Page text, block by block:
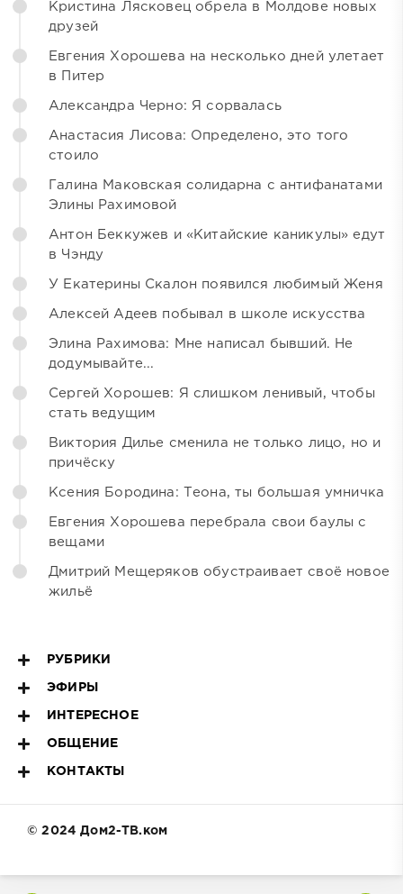
Кристина Лясковец обрела в Молдове новых
друзей
Евгения Хорошева на несколько дней улетает
в Питер
Александра Черно: Я сорвалась
Анастасия Лисова: Определено, это того
стоило
Галина Маковская солидарна с антифанатами
Элины Рахимовой
Антон Беккужев и «Китайские каникулы» едут
в Чэнду
У Екатерины Скалон появился любимый Женя
Алексей Адеев побывал в школе искусства
Элина Рахимова: Мне написал бывший. Не
додумывайте...
Сергей Хорошев: Я слишком ленивый, чтобы
стать ведущим
Виктория Дилье сменила не только лицо, но и
причёску
Ксения Бородина: Теона, ты большая умничка
Евгения Хорошева перебрала свои баулы с
вещами
Дмитрий Мещеряков обустраивает своё новое
жильё
РУБРИКИ
ЭФИРЫ
ИНТЕРЕСНОЕ
ОБЩЕНИЕ
КОНТАКТЫ
© 2024 Дом2-ТВ.ком